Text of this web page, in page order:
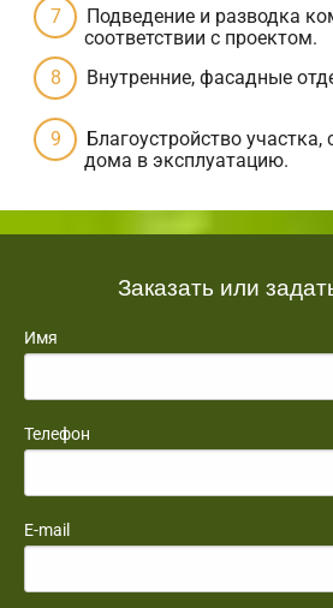
Подведение и разводка
соответствии с проектом.
Внутренние, фасадные
Благоустройство участка,
дома в эксплуатацию.
Заказать или
Имя
Телефон
E-mail